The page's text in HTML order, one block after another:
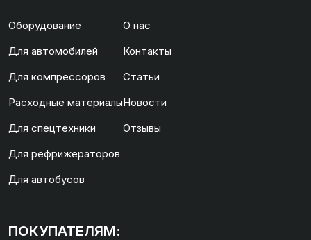
Оборудование
Для автомобилей
Для компрессоров
Расходные материалы
Для спецтехники
Для рефрижераторов
Для автобусов
О нас
Контакты
Статьи
Новости
Отзывы
ПОКУПАТЕЛЯМ: